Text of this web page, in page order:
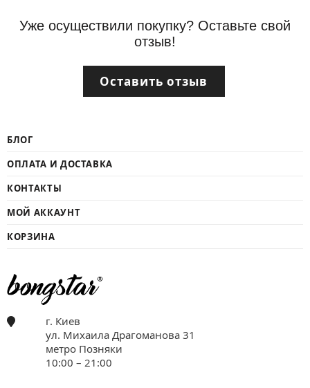
Уже осуществили покупку? Оставьте свой
отзыв!
Оставить отзыв
БЛОГ
ОПЛАТА И ДОСТАВКА
КОНТАКТЫ
МОЙ АККАУНТ
КОРЗИНА
г. Киев
ул. Михаила Драгоманова 31
метро Позняки
10:00 – 21:00